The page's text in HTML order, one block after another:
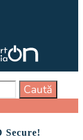
Caută
Secure!